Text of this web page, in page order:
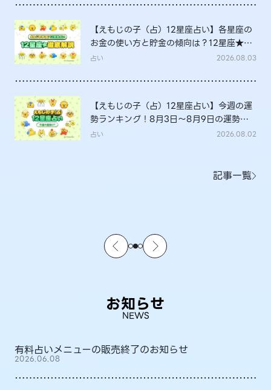
【えもじの子（占）12星座占い】各星座の
お金の使い方と貯金の傾向は？12星座★徹
底解説
占い 2026.08.03
【えもじの子（占）12星座占い】今週の運
勢ランキング！8月3日～8月9日の運勢
は？
占い 2026.08.02
記事一覧
お知らせ
NEWS
有料占いメニューの販売終了のお知らせ
2026.06.08